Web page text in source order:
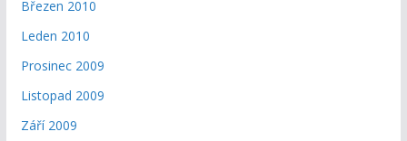
Březen 2010
Leden 2010
Prosinec 2009
Listopad 2009
Září 2009